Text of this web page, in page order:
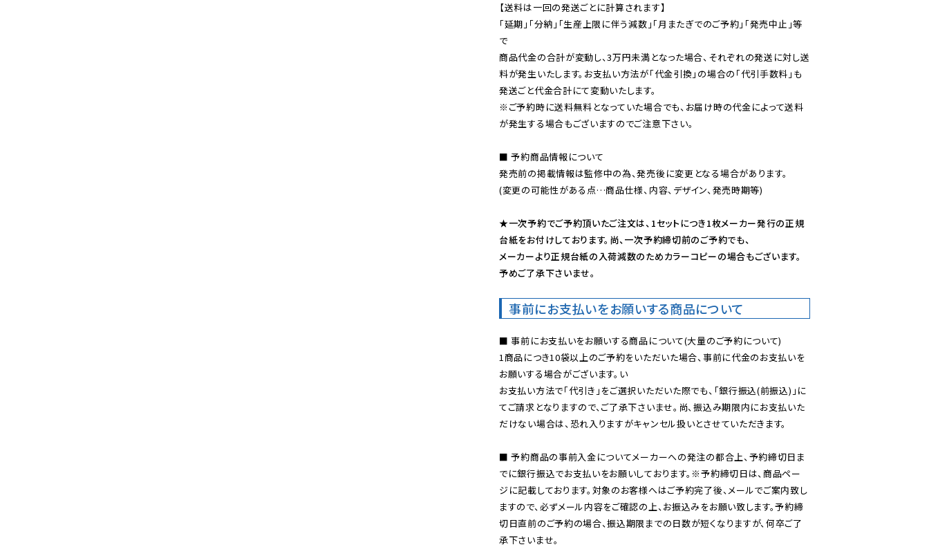
【送料は一回の発送ごとに計算されます】
「延期」「分納」「生産上限に伴う減数」「月またぎでのご予約」「発売中止」等
で
商品代金の合計が変動し、3万円未満となった場合、それぞれの発送に対し送
料が発生いたします。お支払い方法が「代金引換」の場合の「代引手数料」も
※ご予約時に送料無料となっていた場合でも、お届け時の代金によって送料
が発生する場合もございますのでご注意下さい。
■ 予約商品情報について
発売前の掲載情報は監修中の為、発売後に変更となる場合があります。
(変更の可能性がある点…商品仕様、内容、デザイン、発売時期等)
★一次予約でご予約頂いたご注文は、1セットにつき1枚メーカー発行の正規
台紙をお付けしております。尚、一次予約締切前のご予約でも、
メーカーより正規台紙の入荷減数のためカラーコピーの場合もございます。
予めご了承下さいませ。
事前にお支払いをお願いする商品について
■ 事前にお支払いをお願いする商品について(大量のご予約について)
1商品につき10袋以上のご予約をいただいた場合、事前に代金のお支払いを
お願いする場合がございます。い
お支払い方法で「代引き」をご選択いただいた際でも、「銀行振込(前振込)」に
てご請求となりますので、ご了承下さいませ。尚、振込み期限内にお支払いた
だけない場合は、恐れ入りますがキャンセル扱いとさせていただきます。
■ 予約商品の事前入金についてメーカーへの発注の都合上、予約締切日ま
でに銀行振込でお支払いをお願いしております。※予約締切日は、商品ペー
ジに記載しております。対象のお客様へはご予約完了後、メールでご案内致し
ますので、必ずメール内容をご確認の上、お振込みをお願い致します。予約締
切日直前のご予約の場合、振込期限までの日数が短くなりますが、何卒ご了
承下さいませ。